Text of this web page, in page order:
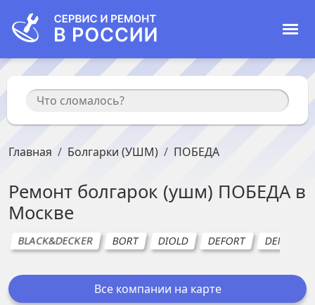
Главная Болгарки (УШМ) ПОБЕДА
Ремонт болгарок (ушм) ПОБЕДАв
Москве
BLACK&DECKER BORT DIOLD DEFORT DENZEL
Все компании на карте